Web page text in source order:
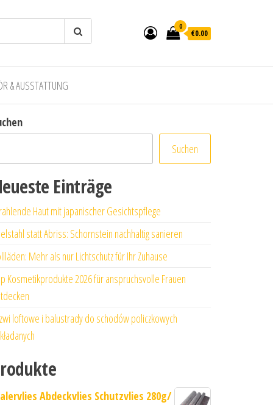
0
€0.00
& AUSSTATTUNG
Suchen
Einträge
Haut mit japanischer Gesichtspflege
statt Abriss: Schornstein nachhaltig sanieren
Mehr als nur Lichtschutz für Ihr Zuhause
Kosmetikprodukte 2026 für anspruchsvolle Frauen
loftowe i balustrady do schodów policzkowych
Abdeckvlies Schutzvlies 280g/